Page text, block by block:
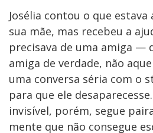
Josélia contou o que
sua mãe, mas recebeu a
precisava de uma amiga —
amiga de verdade, não
uma conversa séria com o
para que ele
invisível, porém, segue
mente que não consegue